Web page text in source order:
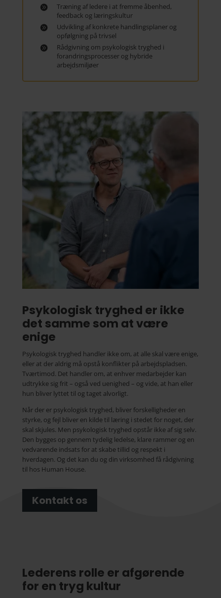
Træning af ledere i at fremme åbenhed,
feedback og læringskultur
Udvikling af konkrete handlingsplaner og
opfølgning på trivsel
Rådgivning om psykologisk tryghed i
forandringsprocesser og hybride
arbejdsmiljøer
Psykologisk tryghed er ikke
det samme som at være
enige
Psykologisk tryghed handler ikke om, at alle skal være enige,
eller at der aldrig må opstå konflikter på arbejdspladsen.
Tværtimod. Det handler om, at enhver medarbejder kan
udtrykke sig frit – også ved uenighed – og vide, at han eller
hun bliver lyttet til og taget alvorligt.
Når der er psykologisk tryghed, bliver forskelligheder en
styrke, og fejl bliver en kilde til læring i stedet for noget, der
skal skjules. Men psykologisk tryghed opstår ikke af sig selv.
Den bygges op gennem tydelig ledelse, klare rammer og en
vedvarende indsats for at skabe tillid og respekt i
hverdagen. Og det kan du og din virksomhed få rådgivning
til hos Human House.
Kontakt os
Lederens rolle er afgørende
for en tryg kultur